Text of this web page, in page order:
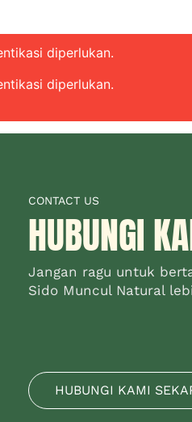
diperlukan.
diperlukan.
CONTACT US
HUBUNGI
Jangan ragu untuk
Sido Muncul Natural
HUBUNGI KAMI